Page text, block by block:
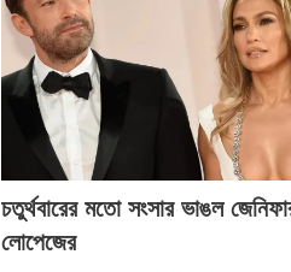
চতুর্থবারের মতো সংসার ভাঙল
লোপেজের